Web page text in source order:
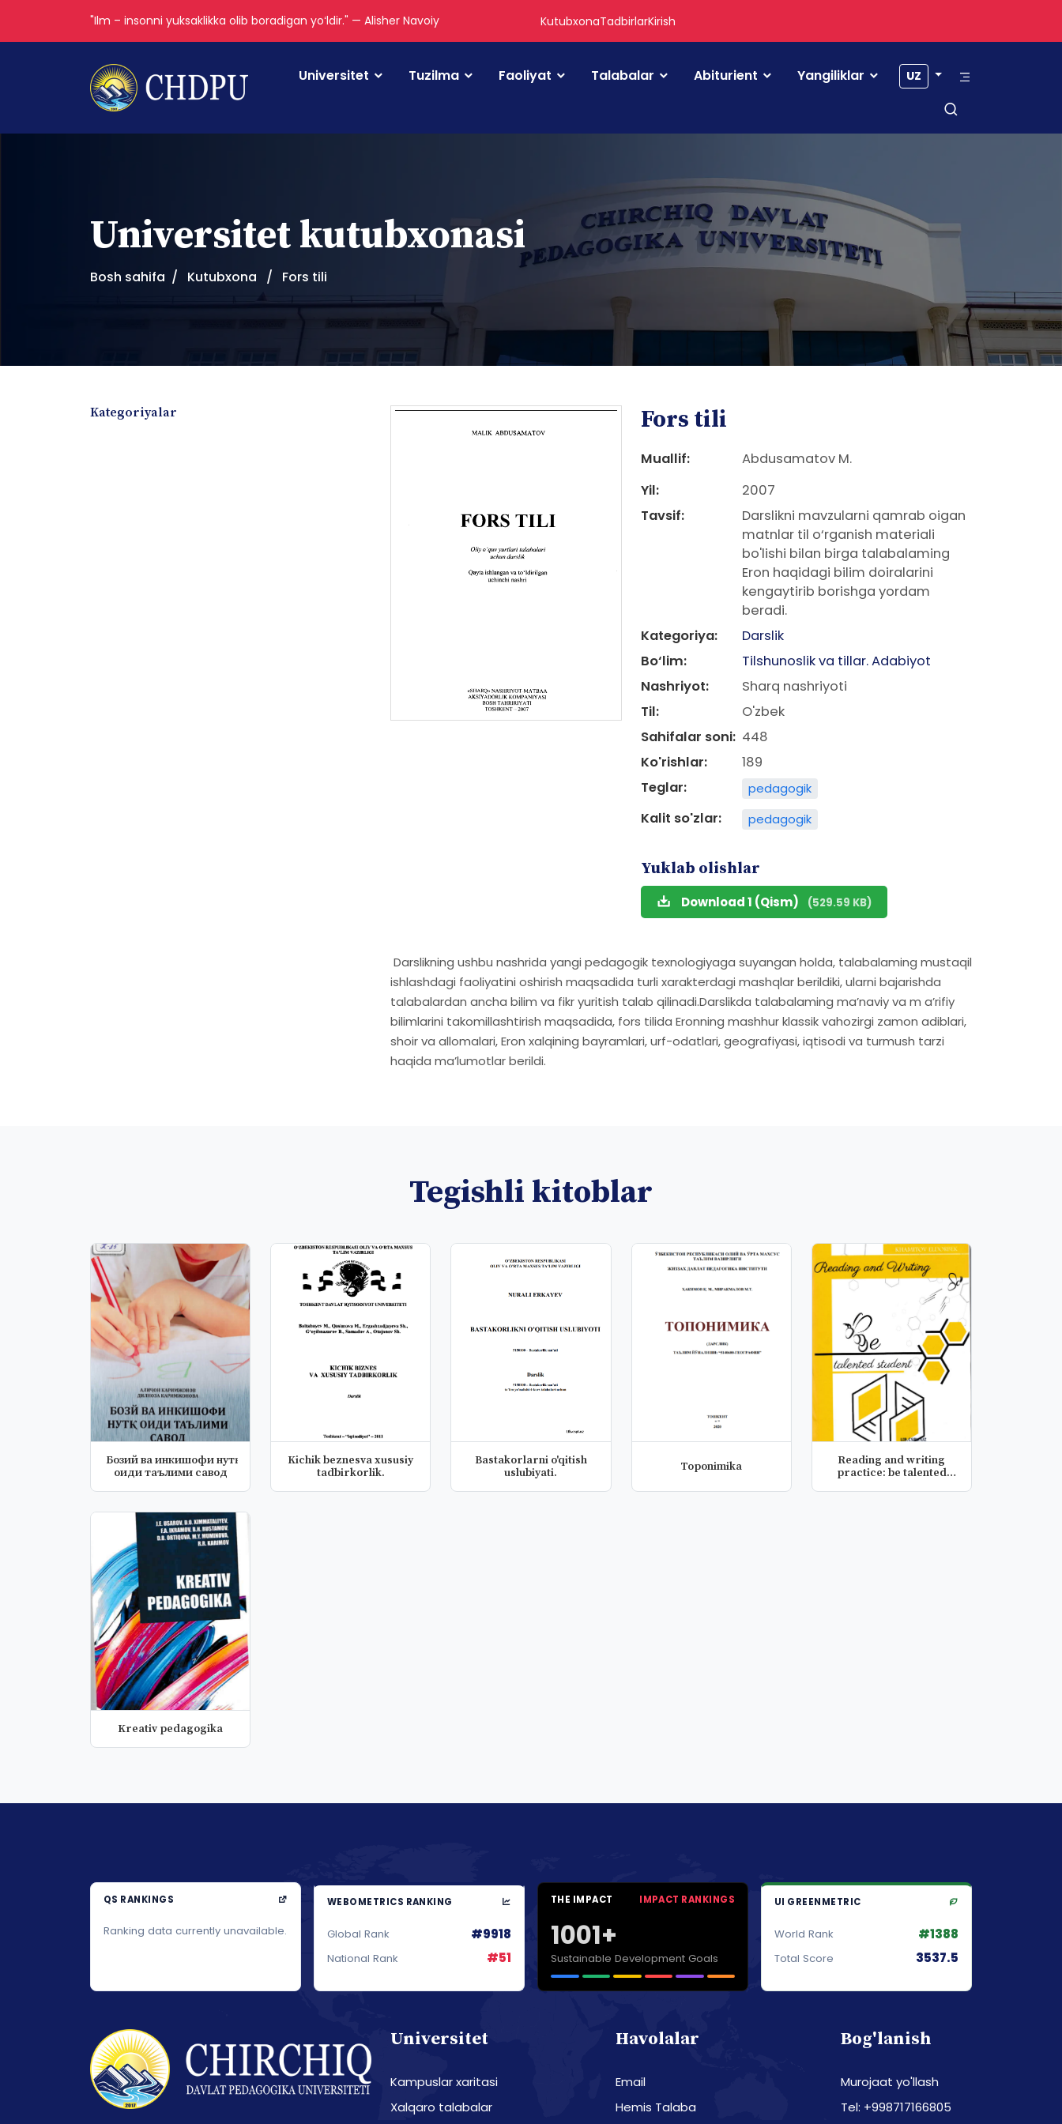
"Ilm – insonni yuksaklikka olib boradigan yoʻldir." — Alisher Navoiy KutubxonaTadbirlarKirish
Universitet Tuzilma Faoliyat Talabalar Abiturient Yangiliklar UZ
Universitet kutubxonasi
Bosh sahifa Kutubxona Fors tili
Kategoriyalar Fors tili
Muallif:
Abdusamatov M.
Yil:
2007
Tavsif:
Darslikni mavzularni qamrab oigan
matnlar til o‘rganish materiali
bo'lishi bilan birga talabalaming
Eron haqidagi bilim doiralarini
kengaytirib borishga yordam
beradi.
Kategoriya:
Darslik
Bo‘lim:
Tilshunoslik va tillar. Adabiyot
Nashriyot:
Sharq nashriyoti
Til:
O'zbek
Sahifalar soni: 448
Ko'rishlar:
189
Teglar:
pedagogik
Kalit so'zlar: pedagogik
Yuklab olishlar
Download 1 (Qism) (529.59 KB)
Darslikning ushbu nashrida yangi pedagogik texnologiyaga suyangan holda, talabalaming mustaqil
ishlashdagi faoliyatini oshirish maqsadida turli xarakterdagi mashqlar berildiki, ularni bajarishda
talabalardan ancha bilim va fikr yuritish talab qilinadi.Darslikda talabalaming ma’naviy va m a’rifiy
bilimlarini takomillashtirish maqsadida, fors tilida Eronning mashhur klassik vahozirgi zamon adiblari,
shoir va allomalari, Eron xalqining bayramlari, urf-odatlari, geografiyasi, iqtisodi va turmush tarzi
haqida ma’lumotlar berildi.
Tegishli kitoblar
Бозий ва инкишофи нутқ
оиди таълими савод
Kichik beznesva xususiy
tadbirkorlik.
Bastakorlarni o'qitish
uslubiyati.
Toponimika
Reading and writing
practice: be talented
Kreativ pedagogika
QS RANKINGS
Ranking data currently unavailable.
WEBOMETRICS RANKING
Global Rank #9918
National Rank #51
THE IMPACT IMPACT RANKINGS
1001+
Sustainable Development Goals
UI GREENMETRIC
World Rank #1388
Total Score 3537.5
Universitet
Kampuslar xaritasi
Xalqaro talabalar
Havolalar
Email
Hemis Talaba
Bog'lanish
Murojaat yo'llash
Tel: +998717166805